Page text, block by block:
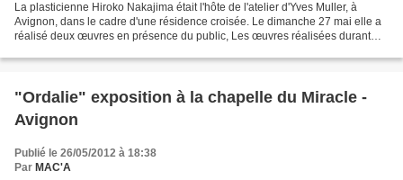
La plasticienne Hiroko Nakajima était l'hôte de l'atelier d'Yves Muller, à
Avignon, dans le cadre d'une résidence croisée. Le dimanche 27 mai elle a
réalisé deux œuvres en présence du public, Les œuvres réalisées durant
"Ordalie" exposition à la chapelle du Miracle -
Avignon
Publié le 26/05/2012 à 18:38
Par MAC'A